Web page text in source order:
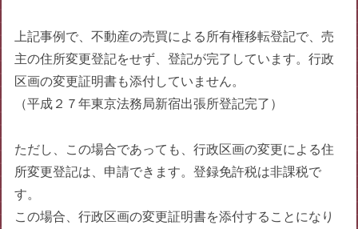
上記事例で、不動産の売買による所有権移転登記で、売
主の住所変更登記をせず、登記が完了しています。行政
区画の変更証明書も添付していません。
（平成２７年東京法務局新宿出張所登記完了）
ただし、この場合であっても、行政区画の変更による住
所変更登記は、申請できます。登録免許税は非課税で
す。
この場合、行政区画の変更証明書を添付することになり